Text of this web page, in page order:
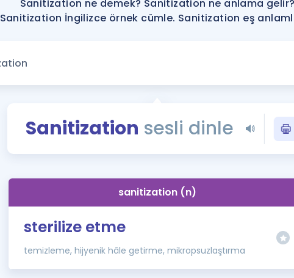
YDS ve YÖKDİL'e
Tüm ÖSYM
Blog
YDS - YÖKDİL
İngilizce
Sanitization ne demek? Sanitization ne anlama gelir?
Sanitization İngilizce örnek cümle. Sanitization eş
Sanitization sesli dinle
sanitization (n)
sterilize etme
temizleme, hijyenik hâle getirme, mikropsuzlaştırma